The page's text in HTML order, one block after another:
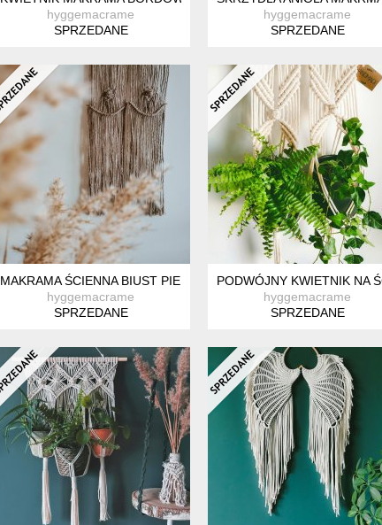
hyggemacrame
SPRZEDANE
hyggemacrame
SPRZEDANE
MAKRAMA ŚCIENNA BIUST PIERSI
hyggemacrame
SPRZEDANE
PODWÓJNY KWIETNIK NA
hyggemacrame
SPRZEDANE